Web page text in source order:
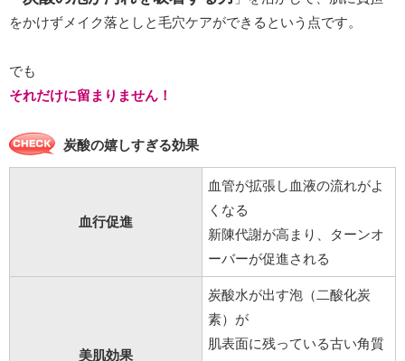
をかけずメイク落としと毛穴ケアができるという点です。
でも
それだけに留まりません！
炭酸の嬉しすぎる効果
血行促進
血管が拡張し血液の流れがよ
くなる
新陳代謝が高まり、ターンオ
ーバーが促進される
美肌効果
炭酸水が出す泡（二酸化炭
素）が
肌表面に残っている古い角質